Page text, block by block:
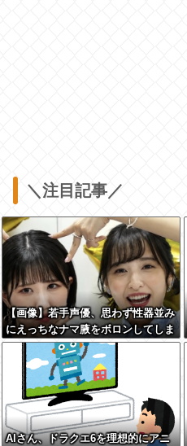
＼注目記事／
【画像】若手声優、思わず性器並み
にえっちなナマ腋をボロンしてしま
うwwwwww
AIさん、ドラクエ6を理想的にアニ